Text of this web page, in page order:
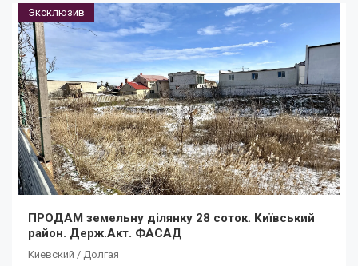
Эксклюзив
ПРОДАМ земельну ділянку 28 соток. Київський
район. Держ.Акт. ФАСАД
Киевский / Долгая